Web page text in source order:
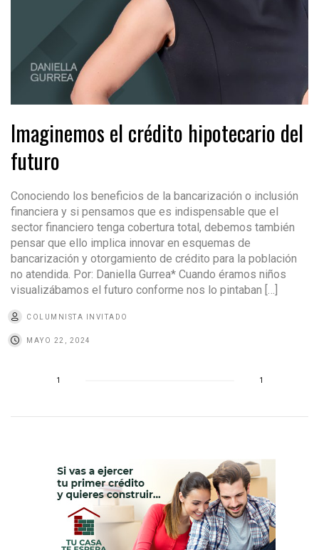
Imaginemos el crédito hipotecario del
futuro
Conociendo los beneficios de la bancarización o inclusión
financiera y si pensamos que es indispensable que el
sector financiero tenga cobertura total, debemos también
pensar que ello implica innovar en esquemas de
bancarización y otorgamiento de crédito para la población
no atendida. Por: Daniella Gurrea* Cuando éramos niños
visualizábamos el futuro conforme nos lo pintaban […]
COLUMNISTA INVITADO
MAYO 22, 2024
1 1